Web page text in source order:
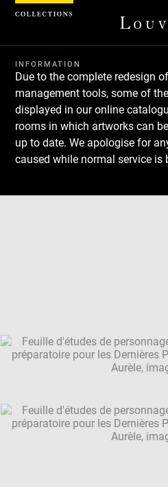
INFORMATION
Due to the complete redesign
management tools, some of
displayed in our online
rooms in which artworks can
up to date. We apologise for
caused while normal service is
SKIP IMAGE CAROUSEL
Download
Next
Previous
Cookies management panel